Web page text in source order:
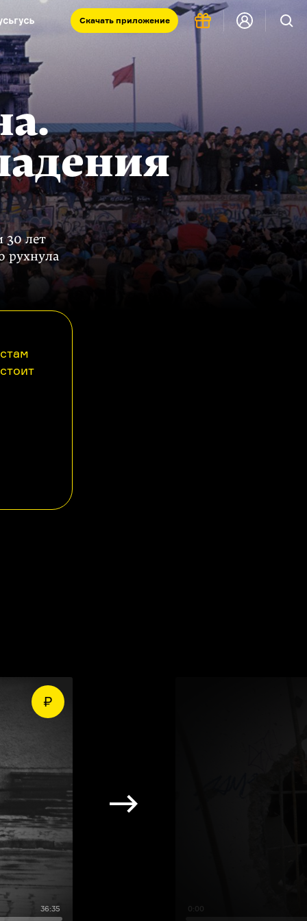
Скачать приложение
Запад и Восток: история культур
такое античность
30 лет
рухнула
36:35 0:00